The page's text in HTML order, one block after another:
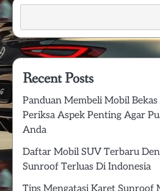
Recent Posts
Panduan Membeli Mobil
Periksa Aspek Penting Agar
Anda
Daftar Mobil SUV Terbaru
Sunroof Terluas Di Indonesia